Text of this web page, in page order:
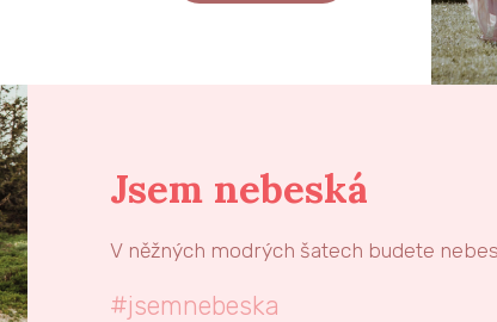
Jsem nebeská
V něžných modrých šatech budete
#jsemnebeska